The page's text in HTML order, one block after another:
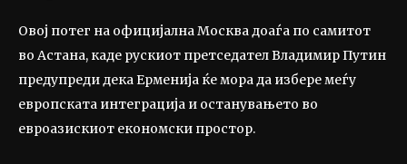
Овој потег на официјална Москва доаѓа по самитот
во Астана, каде рускиот претседател Владимир Путин
предупреди дека Ерменија ќе мора да избере меѓу
европската интеграција и останувањето во
евроазискиот економски простор.